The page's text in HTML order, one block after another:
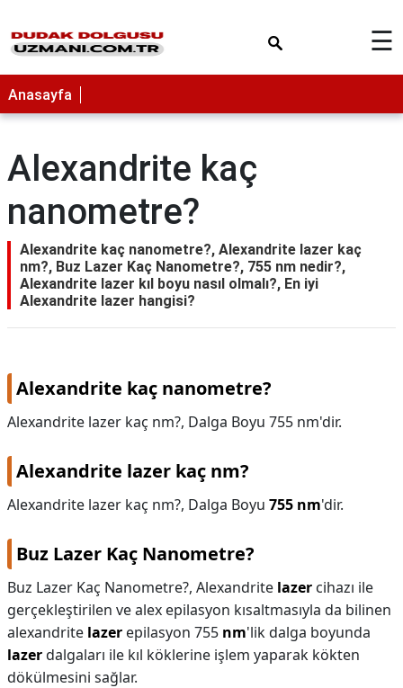
☰
Anasayfa
Alexandrite kaç
nanometre?
Alexandrite kaç nanometre?, Alexandrite lazer kaç
nm?, Buz Lazer Kaç Nanometre?, 755 nm nedir?,
Alexandrite lazer kıl boyu nasıl olmalı?, En iyi
Alexandrite lazer hangisi?
Alexandrite kaç nanometre?
Alexandrite lazer kaç nm?, Dalga Boyu 755 nm'dir.
Alexandrite lazer kaç nm?
Alexandrite lazer kaç nm?, Dalga Boyu 755 nm'dir.
Buz Lazer Kaç Nanometre?
Buz Lazer Kaç Nanometre?, Alexandrite lazer cihazı ile
gerçekleştirilen ve alex epilasyon kısaltmasıyla da bilinen
alexandrite lazer epilasyon 755 nm'lik dalga boyunda
lazerdalgaları ile kıl köklerine işlem yaparak kökten
dökülmesini sağlar.